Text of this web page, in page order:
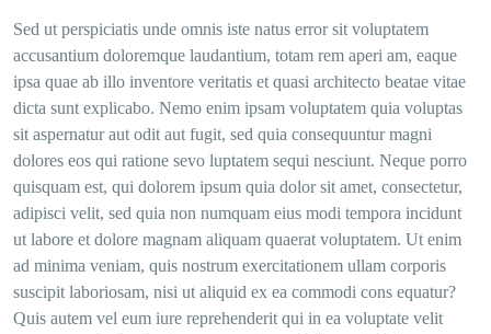
Sed ut perspiciatis unde omnis iste natus error sit voluptatem
accusantium doloremque laudantium, totam rem aperi am, eaque
ipsa quae ab illo inventore veritatis et quasi architecto beatae vitae
dicta sunt explicabo. Nemo enim ipsam voluptatem quia voluptas
sit aspernatur aut odit aut fugit, sed quia consequuntur magni
dolores eos qui ratione sevo luptatem sequi nesciunt. Neque porro
quisquam est, qui dolorem ipsum quia dolor sit amet, consectetur,
adipisci velit, sed quia non numquam eius modi tempora incidunt
ut labore et dolore magnam aliquam quaerat voluptatem. Ut enim
ad minima veniam, quis nostrum exercitationem ullam corporis
suscipit laboriosam, nisi ut aliquid ex ea commodi cons equatur?
Quis autem vel eum iure reprehenderit qui in ea voluptate velit